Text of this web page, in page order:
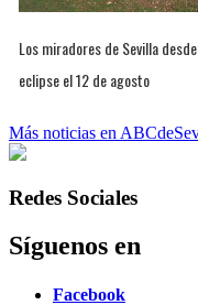
Los miradores de Sevilla
eclipse el 12 de agosto
Más noticias en
Redes Sociales
Síguenos en
Facebook